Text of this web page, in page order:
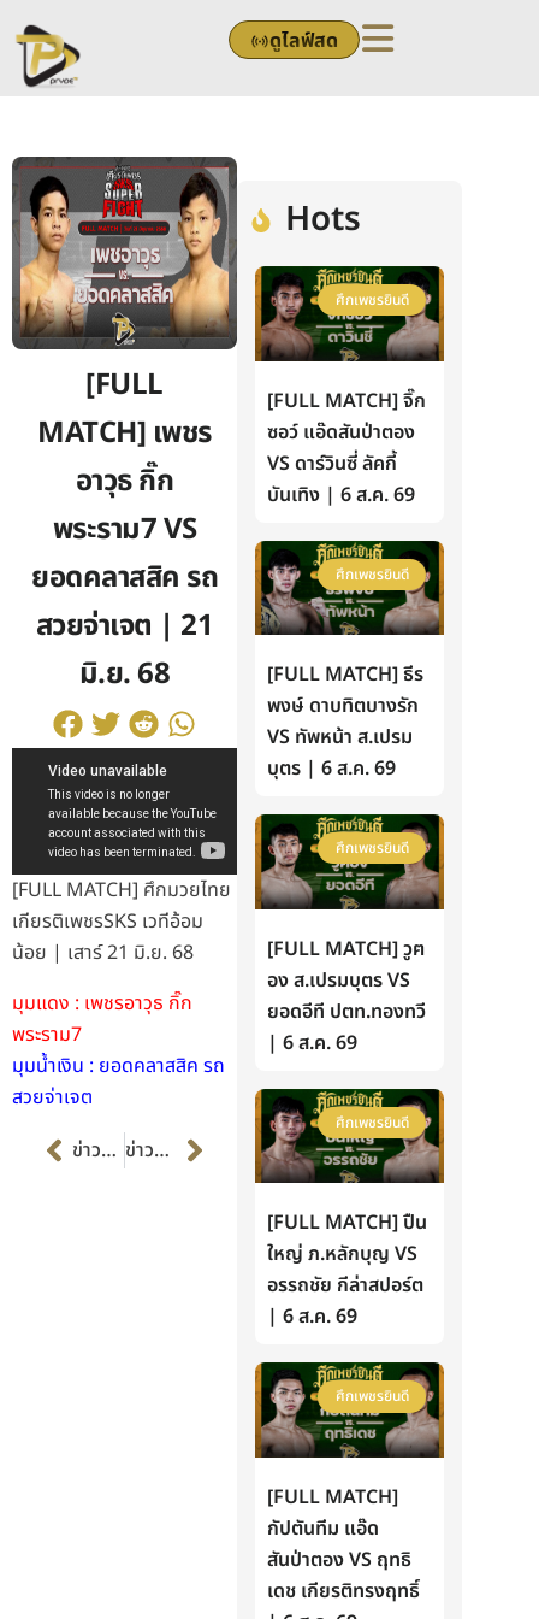
to
content
ดูไลฟ์สด
[FULL
MATCH] เพชร
อาวุธ กิ๊ก
พระราม7 VS
ยอดคลาสสิค รถ
สวยจ่าเจต | 21
มิ.ย. 68
[FULL MATCH] ศึกมวยไทย
เกียรติเพชรSKS เวทีอ้อม
น้อย | เสาร์ 21 มิ.ย. 68
มุมแดง : เพชรอาวุธ กิ๊ก
พระราม7
มุมน้ำเงิน : ยอดคลาสสิค รถ
สวยจ่าเจต
Prevข่าวก่อนหน้า ข่าวต่อไป Next
Hots
ศึกเพชรยินดี
[FULL MATCH] จิ๊ก
ซอว์ แอ๊ดสันป่าตอง
VS ดาร์วินซี่ ลัคกี้
บันเทิง | 6 ส.ค. 69
ศึกเพชรยินดี
[FULL MATCH] ธีร
พงษ์ ดาบทิตบางรัก
VS ทัพหน้า ส.เปรม
บุตร | 6 ส.ค. 69
ศึกเพชรยินดี
[FULL MATCH] วูฅ
อง ส.เปรมบุตร VS
ยอดอีที ปตท.ทองทวี
| 6 ส.ค. 69
ศึกเพชรยินดี
[FULL MATCH] ปืน
ใหญ่ ภ.หลักบุญ VS
อรรถชัย กีล่าสปอร์ต
| 6 ส.ค. 69
ศึกเพชรยินดี
[FULL MATCH]
กัปตันทีม แอ๊ด
สันป่าตอง VS ฤทธิ
เดช เกียรติทรงฤทธิ์